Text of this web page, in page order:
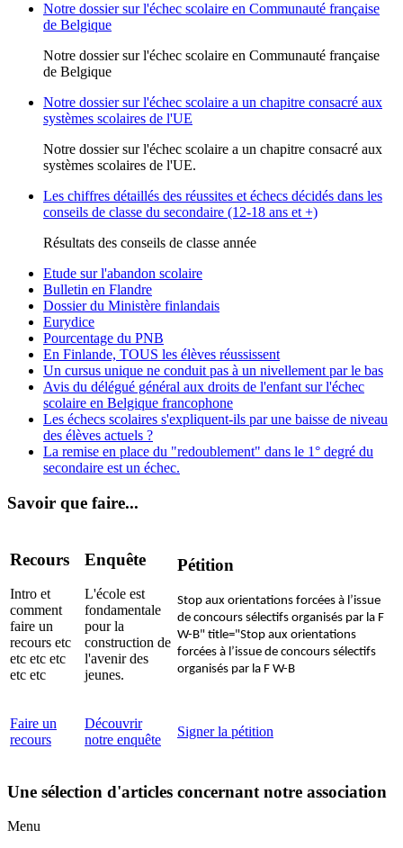
Notre dossier sur l'échec scolaire en Communauté française
de Belgique
Notre dossier sur l'échec scolaire en Communauté française
de Belgique
Notre dossier sur l'échec scolaire a un chapitre consacré aux
systèmes scolaires de l'UE
Notre dossier sur l'échec scolaire a un chapitre consacré aux
systèmes scolaires de l'UE.
Les chiffres détaillés des réussites et échecs décidés dans les
conseils de classe du secondaire (12-18 ans et +)
Résultats des conseils de classe année
Etude sur l'abandon scolaire
Bulletin en Flandre
Dossier du Ministère finlandais
Eurydice
Pourcentage du PNB
En Finlande, TOUS les élèves réussissent
Un cursus unique ne conduit pas à un nivellement par le bas
Avis du délégué général aux droits de l'enfant sur l'échec
scolaire en Belgique francophone
Les échecs scolaires s'expliquent-ils par une baisse de niveau
des élèves actuels ?
La remise en place du "redoublement" dans le 1° degré du
secondaire est un échec.
Savoir que faire...
Recours
Intro et
comment
faire un
recours etc
etc etc etc
etc etc
Enquête
L'école est
fondamentale
pour la
construction de
l'avenir des
jeunes.
Pétition
Stop aux orientations forcées à l’issue
de concours sélectifs organisés par la F
W-B" title="Stop aux orientations
forcées à l’issue de concours sélectifs
organisés par la F W-B
Faire un
recours
Découvrir
notre enquête
Signer la pétition
Une sélection d'articles concernant notre association
Menu